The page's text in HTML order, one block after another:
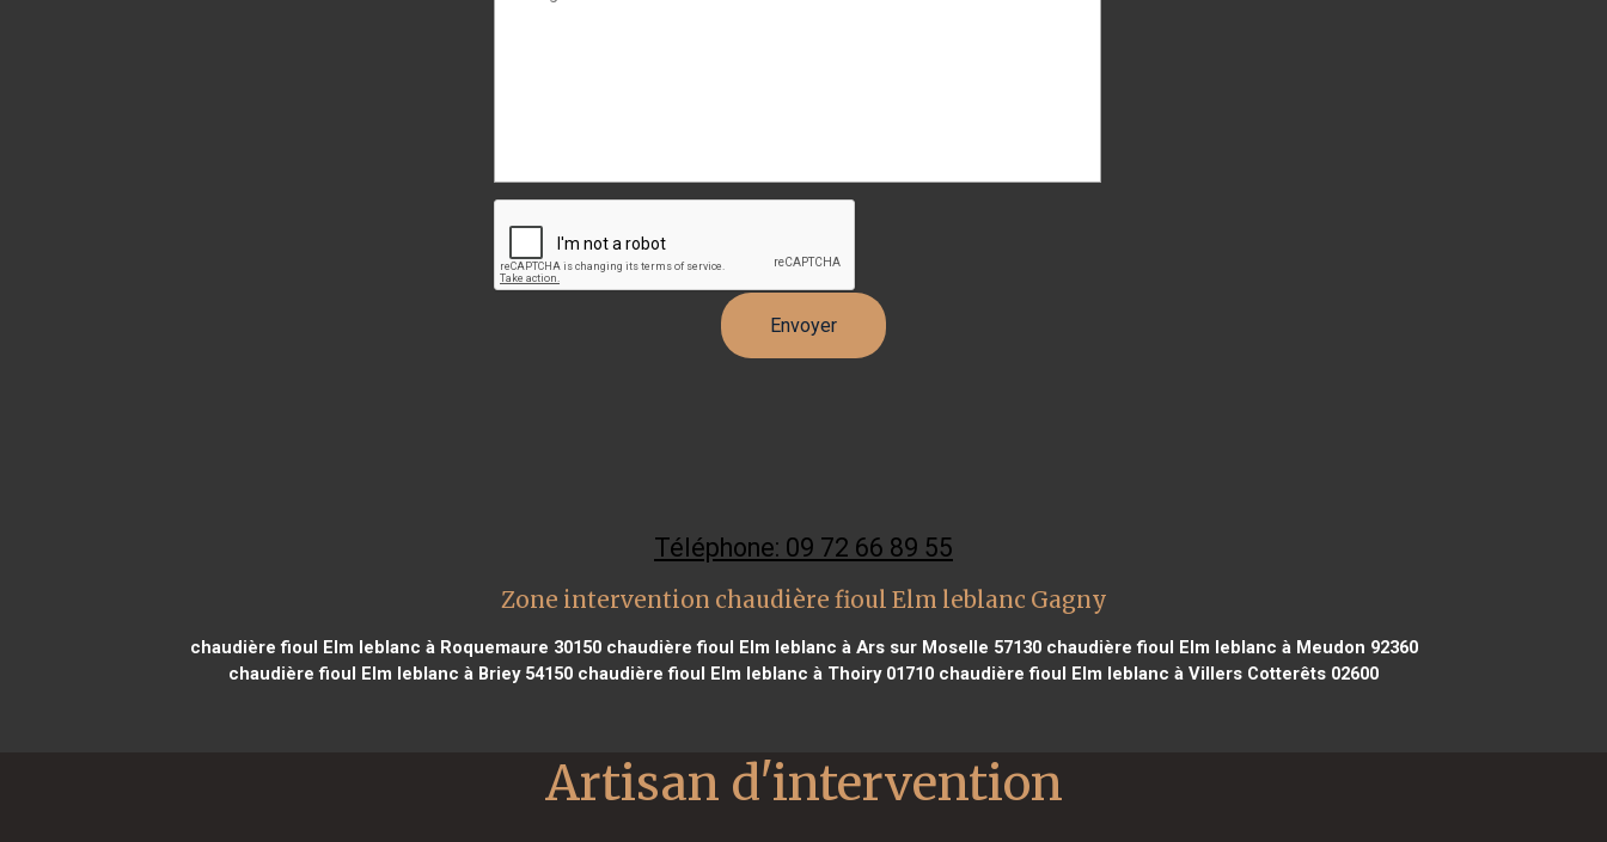
Téléphone: 09 72 66 89 55
Zone intervention chaudière fioul Elm leblanc Gagny
chaudière fioul Elm leblanc à Roquemaure 30150chaudière fioul Elm leblanc à Ars sur Moselle 57130chaudière fioul Elm leblanc à Meudon 92360
chaudière fioul Elm leblanc à Briey 54150 chaudière fioul Elm leblanc à Thoiry 01710 chaudière fioul Elm leblanc à Villers Cotterêts 02600
Artisan d'intervention